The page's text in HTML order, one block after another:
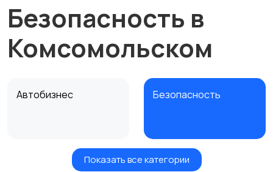
Безопасность в
Комсомольском
Автобизнес Безопасность
Бытовые услуги и
Высший менеджмент
Показать все категории